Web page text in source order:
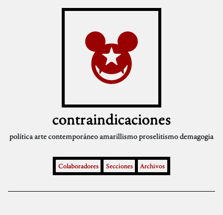
contraindicaciones
políticaarte contemporáneoamarillismoproselitismodemagogia
Colaboradores Secciones Archivos